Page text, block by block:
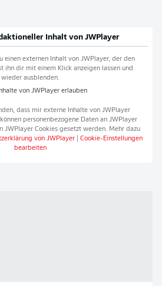
Inhalt von JWPlayer
einen externen Inhalt von JWPlayer, der den
ihn dir mit einem Klick anzeigen lassen und
wieder ausblenden.
von JWPlayererlauben
dass mir externe Inhalte von JWPlayer
personenbezogene Daten an JWPlayer
JWPlayer Cookies gesetzt werden. Mehr dazu
von JWPlayer| Cookie-Einstellungen
bearbeiten